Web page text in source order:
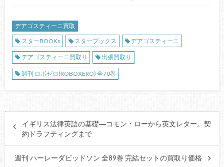
デアゴスティーニ買取
スターBOOKs
スターブックス デアゴスティーニ
デアゴスティーニ買取り 出張買取り
週刊 ロボゼロ(ROBOXERO) 全70巻
イギリス法律英語の基礎―コモン・ローから英文レター。契
約ドラフティングまで
週刊 ハーレーダビッドソン 全89巻 完結セットの買取り価格